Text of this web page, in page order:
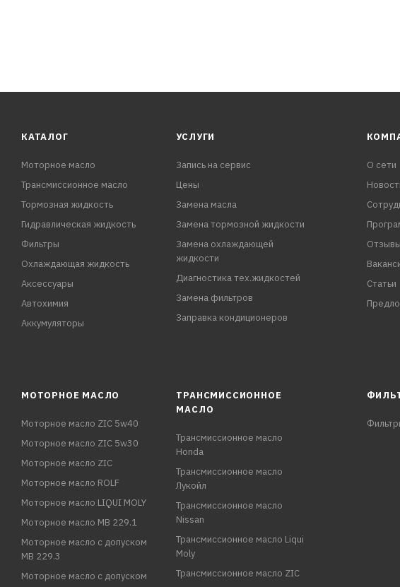
КАТАЛОГ
Моторное масло
Трансмиссионное масло
Тормозная жидкость
Гидравлическая жидкость
Фильтры
Охлаждающая жидкость
Аксессуары
Автохимия
Аккумуляторы
УСЛУГИ
Запись на сервис
Цены
Замена масла
Замена тормозной жидкости
Замена охлаждающей
жидкости
Диагностика тех.жидкостей
Замена фильтров
Заправка кондиционеров
О сети
Отзывы
Статьи
МОТОРНОЕ МАСЛО
Моторное масло ZIC 5w40
Моторное масло ZIC 5w30
Моторное масло ZIC
Моторное масло ROLF
Моторное масло LIQUI MOLY
Моторное масло MB 229.1
Моторное масло с допуском
MB 229.3
Моторное масло с допуском
ТРАНСМИССИОННОЕ
МАСЛО
Трансмиссионное масло
Honda
Трансмиссионное масло
Лукойл
Трансмиссионное масло
Nissan
Трансмиссионное масло Liqui
Moly
Трансмиссионное масло ZIC